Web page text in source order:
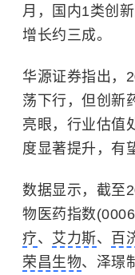
月，国内1类创
增长约三成。
华源证券指出，
荡下行，但创新
亮眼，行业估值
度显著提升，有
数据显示，截至
物医药指数
疗、 艾力斯、 百
荣昌生物、泽璟